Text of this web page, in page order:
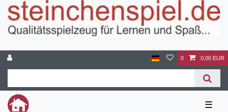
0 0,00 EUR
☰